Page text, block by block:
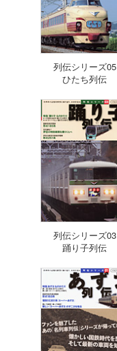
列伝シリーズ05
ひたち列伝
列伝シリーズ03
踊り子列伝